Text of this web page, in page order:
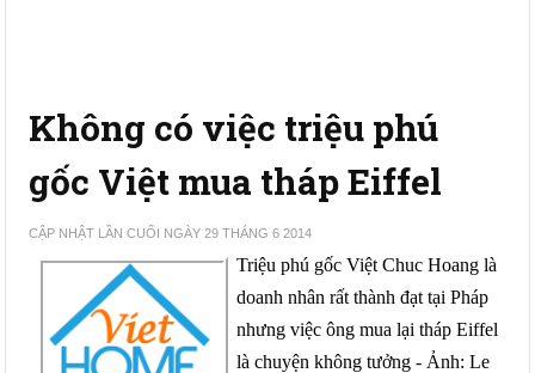
Không có việc triệu phú
gốc Việt mua tháp Eiffel
CẬP NHẬT LẦN CUỐI NGÀY 29 THÁNG 6 2014
Triệu phú gốc Việt Chuc Hoang là
doanh nhân rất thành đạt tại Pháp
nhưng việc ông mua lại tháp Eiffel
là chuyện không tưởng - Ảnh: Le